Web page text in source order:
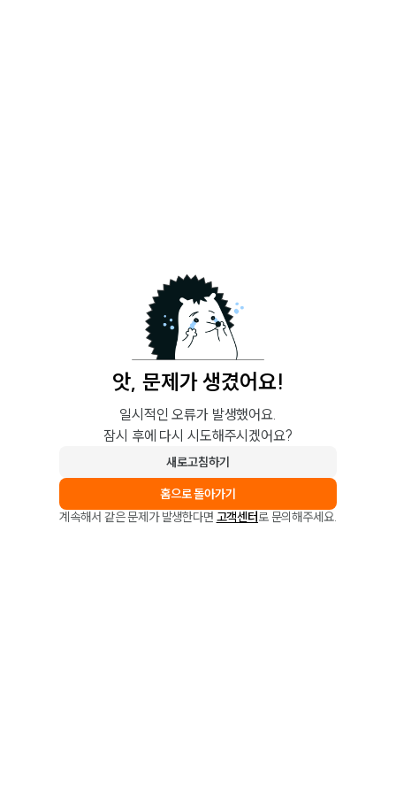
앗, 문제가 생겼어요!
일시적인 오류가 발생했어요.
잠시 후에 다시 시도해주시겠어요?
새로고침하기
홈으로 돌아가기
계속해서 같은 문제가 발생한다면 고객센터로 문의해주세요.